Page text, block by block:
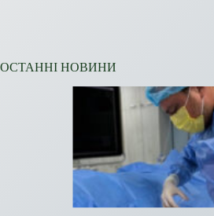
ОСТАННІ НОВИНИ